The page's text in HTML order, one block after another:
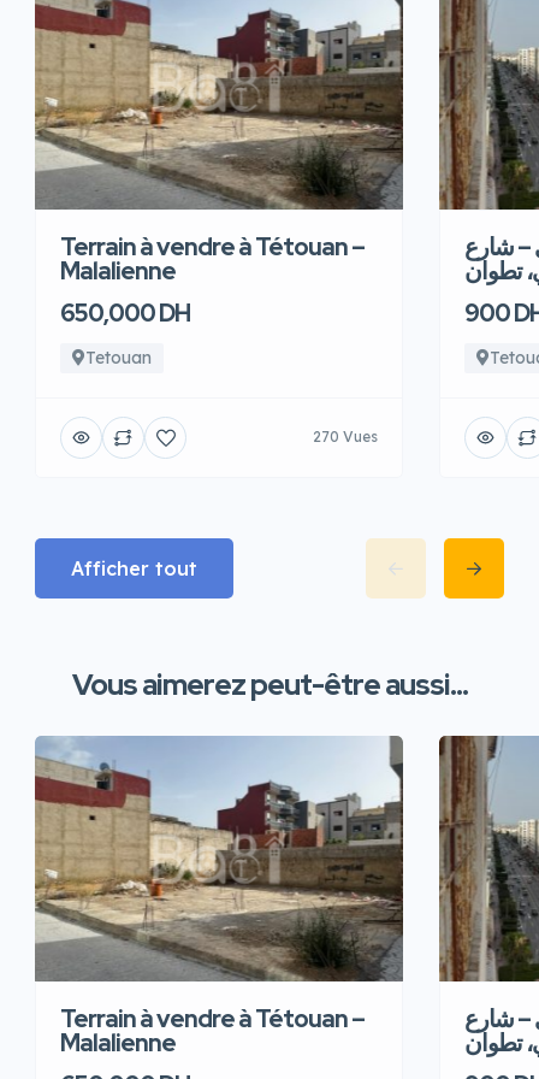
Terrain à vendre à Tétouan –
Malalienne
650,000 DH
Tetouan
270 Vues
– شارع
تطوان
900
Afficher tout
Vous aimerez peut-être aussi...
Terrain à vendre à Tétouan –
Malalienne
– شارع
تطوان